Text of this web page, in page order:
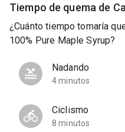
Tiempo de quema de
¿Cuánto tiempo tomaría
100% Pure Maple Syrup?
Nadando
4 minutos
Ciclismo
8 minutos